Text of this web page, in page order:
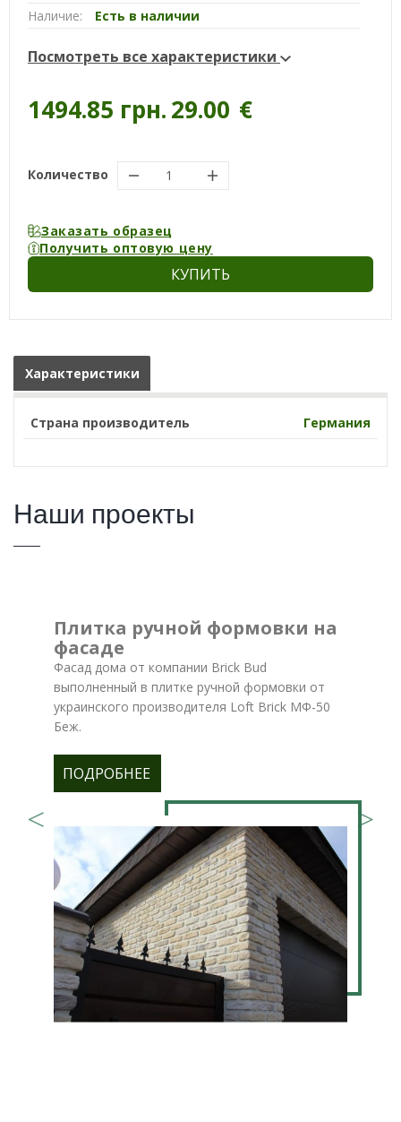
Наличие:
Есть в наличии
Посмотреть все характеристики
1494.85 грн.29.00 €
Количество
Заказать образец
Получить оптовую цену
КУПИТЬ
Характеристики
Страна производитель Германия
Наши проекты
Плитка ручной формовки на
фасаде
Фасад дома от компании Brick Bud
выполненный в плитке ручной формовки от
украинского производителя Loft Brick МФ-50
Беж.
ПОДРОБНЕЕ